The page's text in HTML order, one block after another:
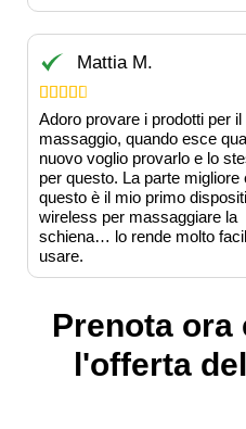
Mattia M.
    
Adoro provare i prodotti per il
massaggio, quando esce
nuovo voglio provarlo e lo
per questo. La parte migliore
questo è il mio primo
wireless per massaggiare la
schiena… lo rende molto
usare.
Prenota ora
l'offerta